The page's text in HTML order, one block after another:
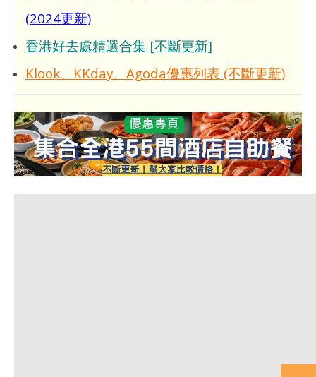
(2024更新)
香港好去處精選合集 [不斷更新]
Klook、KKday、Agoda優惠列表 (不斷更新)